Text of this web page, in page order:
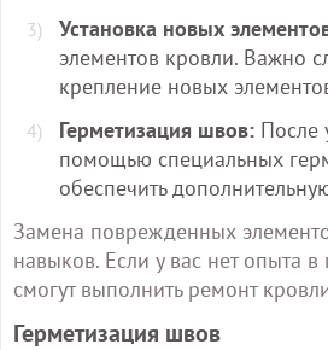
Установка новых
элементов кровли. Важно
крепление новых
Герметизация швов: После
помощью специальных
обеспечить
Замена поврежденных
навыков. Если у вас нет опыта
смогут выполнить ремонт
Герметизация швов